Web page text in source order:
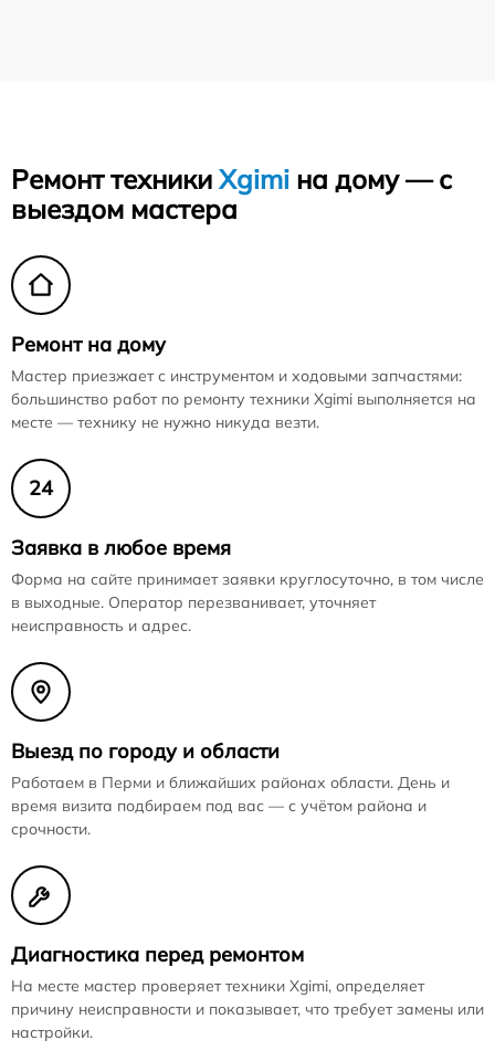
Ремонт техники Xgimi на дому — с
выездом мастера
Ремонт на дому
Мастер приезжает с инструментом и ходовыми запчастями:
большинство работ по ремонту техники Xgimi выполняется на
месте — технику не нужно никуда везти.
24
Заявка в любое время
Форма на сайте принимает заявки круглосуточно, в том числе
в выходные. Оператор перезванивает, уточняет
неисправность и адрес.
Выезд по городу и области
Работаем в Перми и ближайших районах области. День и
время визита подбираем под вас — с учётом района и
срочности.
Диагностика перед ремонтом
На месте мастер проверяет техники Xgimi, определяет
причину неисправности и показывает, что требует замены или
настройки.